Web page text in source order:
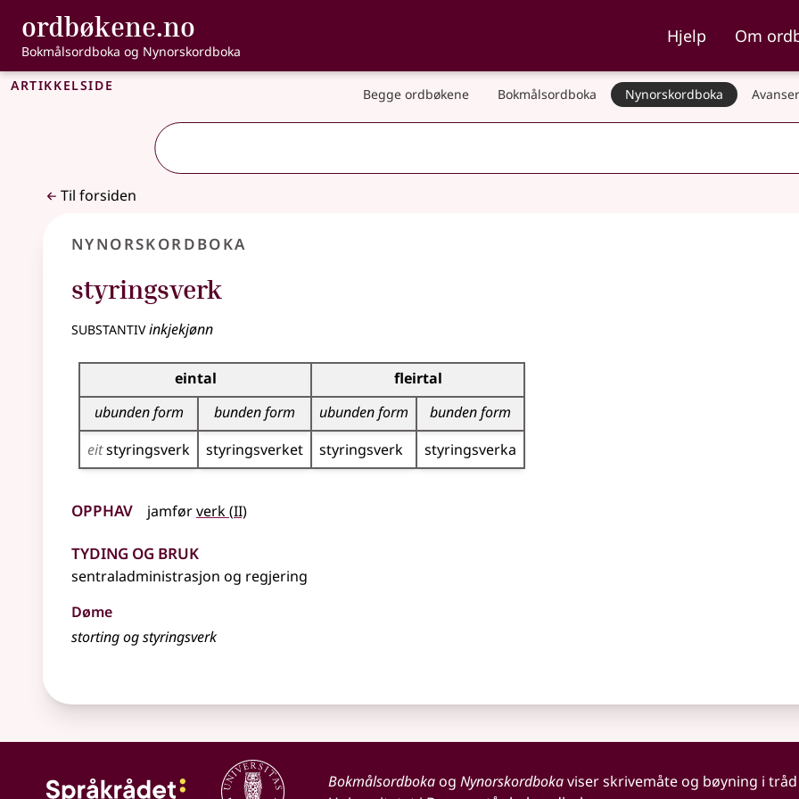
Gå til hovedinnhold
Tilgjengelighet
ordbøkene.no , Bokmålsordboka og Nynorskordboka
Bokmålsordboka og Nynorskordboka
Hjelp Om
Artikkelside Begge ordbøkene Bokmålsordboka Nynorskordboka
Til forsiden
Nynorskordboka
styringsverk
substantivinkjekjønn
Bøyningstabell for dette substantivet
eintal
fleirtal
ubunden form
bunden form ubunden form
bunden form
eitstyrings­verk styrings­verket styrings­verk styrings­verka
Opphav jamførverk(2
II)
Tyding og bruk
sentraladministrasjon og regjering
Døme
storting og styringsverk
Bokmålsordbokaog Nynorskordbokaviser skrivemåte og bøyning i